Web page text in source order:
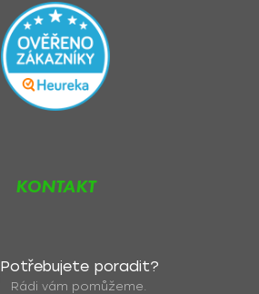
KONTAKT
Potřebujete poradit?
Rádi vám pomůžeme.